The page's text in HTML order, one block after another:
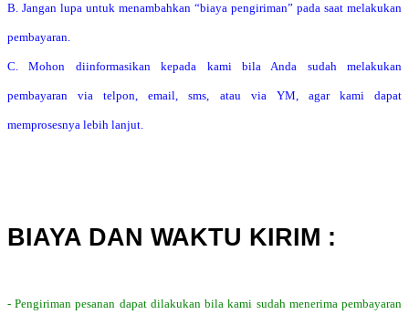
B. Jangan lupa untuk menambahkan “biaya pengiriman” pada saat melakukan
pembayaran.
C. Mohon diinformasikan kepada kami bila Anda sudah melakukan
pembayaran via telpon, email, sms, atau via YM, agar kami dapat
memprosesnya lebih lanjut.
BIAYA DAN WAKTU KIRIM :
- Pengiriman pesanan dapat dilakukan bila kami sudah menerima pembayaran